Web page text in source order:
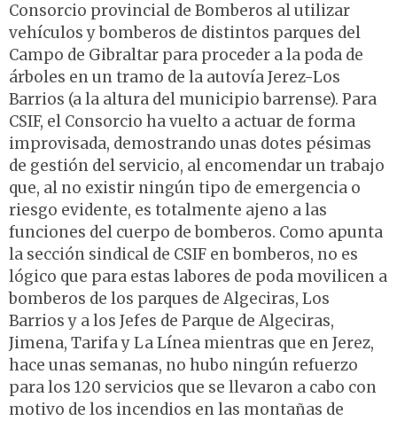
Consorcio provincial de Bomberos al utilizar
vehículos y bomberos de distintos parques del
Campo de Gibraltar para proceder a la poda de
árboles en un tramo de la autovía Jerez-Los
Barrios (a la altura del municipio barrense). Para
CSIF, el Consorcio ha vuelto a actuar de forma
improvisada, demostrando unas dotes pésimas
de gestión del servicio, al encomendar un trabajo
que, al no existir ningún tipo de emergencia o
riesgo evidente, es totalmente ajeno a las
funciones del cuerpo de bomberos. Como apunta
la sección sindical de CSIF en bomberos, no es
lógico que para estas labores de poda movilicen a
bomberos de los parques de Algeciras, Los
Barrios y a los Jefes de Parque de Algeciras,
Jimena, Tarifa y La Línea mientras que en Jerez,
hace unas semanas, no hubo ningún refuerzo
para los 120 servicios que se llevaron a cabo con
motivo de los incendios en las montañas de